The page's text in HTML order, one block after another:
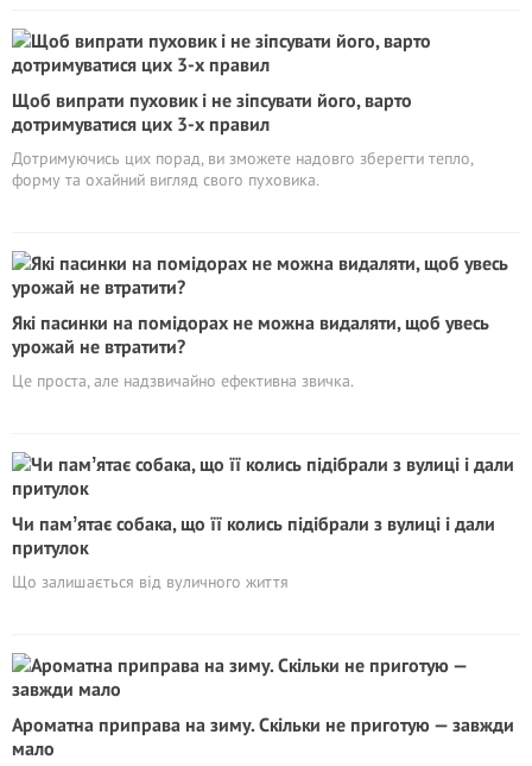
Щоб випрати пуховик і не зіпсувати його, варто
дотримуватися цих 3-х правил
Дотримуючись цих порад, ви зможете надовго зберегти тепло,
форму та охайний вигляд свого пуховика.
Які пасинки на помідорах не можна видаляти, щоб увесь
урожай не втратити?
Це проста, але надзвичайно ефективна звичка.
Чи памʼятає собака, що її колись підібрали з вулиці і дали
притулок
Що залишається від вуличного життя
Ароматна приправа на зиму. Скільки не приготую — завжди
мало